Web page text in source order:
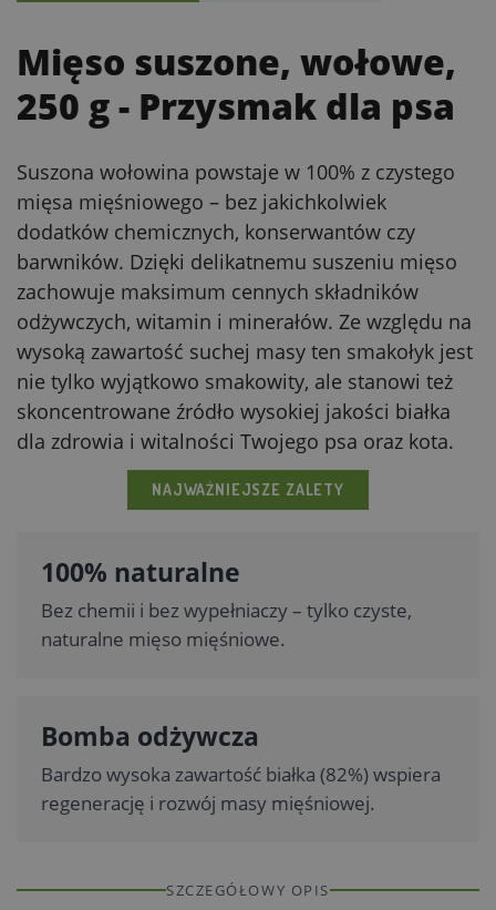
Mięso suszone, wołowe,
250 g- Przysmak dla psa
Suszona wołowina powstaje w 100% z czystego
mięsa mięśniowego – bez jakichkolwiek
dodatków chemicznych, konserwantów czy
barwników. Dzięki delikatnemu suszeniu mięso
zachowuje maksimum cennych składników
odżywczych, witamin i minerałów. Ze względu na
wysoką zawartość suchej masy ten smakołyk jest
nie tylko wyjątkowo smakowity, ale stanowi też
skoncentrowane źródło wysokiej jakości białka
dla zdrowia i witalności Twojego psa oraz kota.
NAJWAŻNIEJSZE ZALETY
100% naturalne
Bez chemii i bez wypełniaczy – tylko czyste,
naturalne mięso mięśniowe.
Bomba odżywcza
Bardzo wysoka zawartość białka (82%) wspiera
regenerację i rozwój masy mięśniowej.
SZCZEGÓŁOWY OPIS